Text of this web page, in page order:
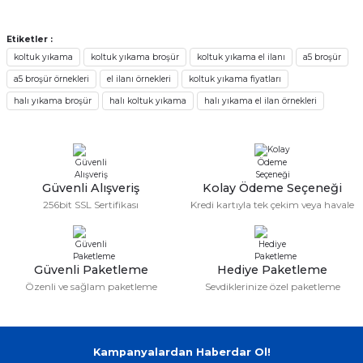
Ürün bilgilerinde hatalar bulunuyor.
Ürün fiyatı diğer sitelerden daha pahalı.
Bu ürüne benzer farklı alternatifler olmalı.
Restaurant, Lokanta Broşür Kampanyası Kargo Tasarım Katlama Dahil
2.878,80 TL
2.792,44 TL
A7 - 10x20cm / Çift Taraflı El ilanı
Tek Taraflı A5 Broşür El ilanı Ücretsiz Gönderim
Etiketler :
koltuk yıkama
koltuk yıkama broşür koltuk yıkama el ilanı a5 broşür
a5 broşür örnekleri el ilanı örnekleri koltuk yıkama fiyatları
halı yıkama broşür halı koltuk yıkama halı yıkama el ilan örnekleri
Güvenli Alışveriş
256bit SSL Sertifikası
Kolay Ödeme Seçeneği
Kredi kartıyla tek çekim veya havale
Güvenli Paketleme
Özenli ve sağlam paketleme
Hediye Paketleme
Sevdiklerinize özel paketleme
Kampanyalardan Haberdar Ol!